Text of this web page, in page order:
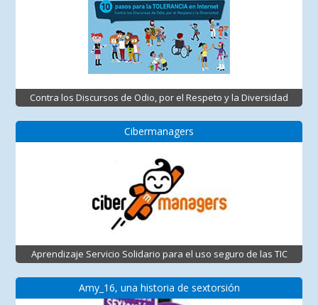
Contra los Discursos de Odio, por el Respeto y la Diversidad
Cibermanagers
Aprendizaje Servicio Solidario para el uso seguro de las TIC
Amy_16, una historia de sextorsión